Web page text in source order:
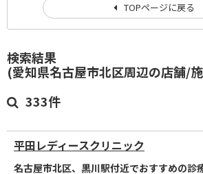
検索結果
(愛知県名古屋市北区周辺の店舗/施
333件
平田レディースクリニック
名古屋市北区、黒川駅付近でおすすめの診
TOPページに戻る